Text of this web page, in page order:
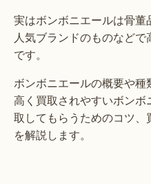
実はボンボニエールは骨董
人気ブランドのものなど
です。
ボンボニエールの概要や種
高く買取されやすいボン
取してもらうためのコツ
を解説します。